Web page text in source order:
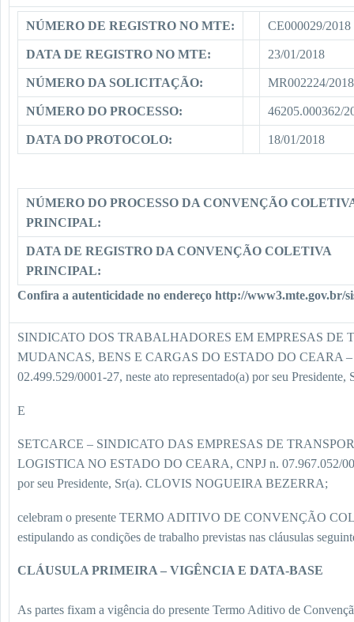
NÚMERO DE REGISTRO NO MTE: CE000029/2018
DATA DE REGISTRO NO MTE: 23/01/2018
NÚMERO DA SOLICITAÇÃO: MR002224/2018
NÚMERO DO PROCESSO: 46205.000362/
DATA DO PROTOCOLO: 18/01/2018
NÚMERO DO PROCESSO DA CONVENÇÃO
PRINCIPAL:
DATA DE REGISTRO DA CONVENÇÃO COLETIVA
PRINCIPAL:
Confira a autenticidade no endereço http://www3.mte.gov.br/
SINDICATO DOS TRABALHADORES EM EMPRESAS DE
MUDANCAS, BENS E CARGAS DO ESTADO DO CEARA
02.499.529/0001-27, neste ato representado(a) por seu
E
SETCARCE – SINDICATO DAS EMPRESAS DE
LOGISTICA NO ESTADO DO CEARA, CNPJ n. 07.967.052/
por seu Presidente, Sr(a). CLOVIS NOGUEIRA BEZERRA;
celebram o presente TERMO ADITIVO DE CONVENÇÃO
estipulando as condições de trabalho previstas nas cláusulas
CLÁUSULA PRIMEIRA – VIGÊNCIA E DATA-BASE
As partes fixam a vigência do presente Termo Aditivo de